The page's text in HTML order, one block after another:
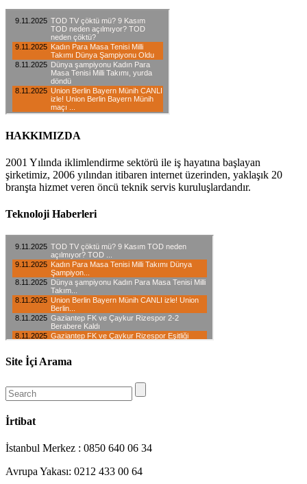
HAKKIMIZDA
2001 Yılında iklimlendirme sektörü ile iş hayatına başlayan
şirketimiz, 2006 yılından itibaren internet üzerinden, yaklaşık 20
branşta hizmet veren öncü teknik servis kuruluşlardandır.
Teknoloji Haberleri
Site İçi Arama
İrtibat
İstanbul Merkez : 0850 640 06 34
Avrupa Yakası: 0212 433 00 64